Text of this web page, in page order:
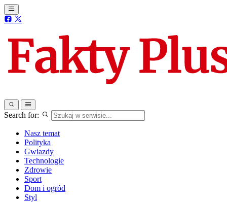
Search for:
Nasz temat
Polityka
Gwiazdy
Technologie
Zdrowie
Sport
Dom i ogród
Styl